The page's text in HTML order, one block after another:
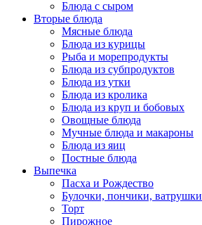
Блюда с сыром
Вторые блюда
Мясные блюда
Блюда из курицы
Рыба и морепродукты
Блюда из субпродуктов
Блюда из утки
Блюда из кролика
Блюда из круп и бобовых
Овощные блюда
Мучные блюда и макароны
Блюда из яиц
Постные блюда
Выпечка
Пасха и Рождество
Булочки, пончики, ватрушки
Торт
Пирожное